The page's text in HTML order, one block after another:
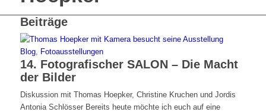
Beiträge
Blog, Fotoausstellungen
14. Fotografischer SALON – Die Macht
der Bilder
Diskussion mit Thomas Hoepker, Christine Kruchen und Jordis
Antonia Schlösser Bereits heute möchte ich euch auf eine